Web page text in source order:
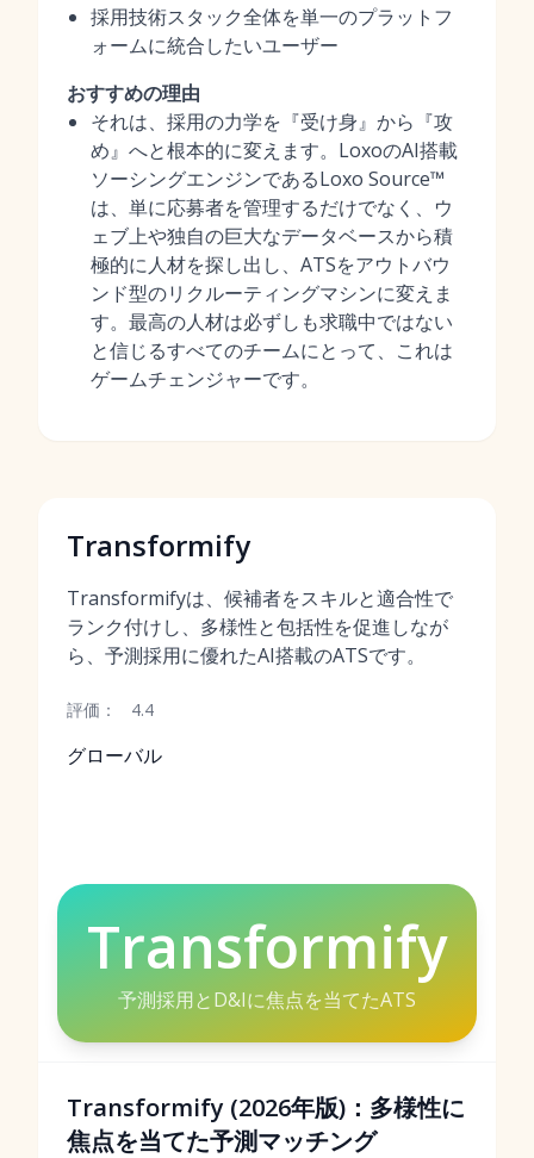
採用技術スタック全体を単一のプラットフ
ォームに統合したいユーザー
おすすめの理由
それは、採用の力学を『受け身』から『攻
め』へと根本的に変えます。LoxoのAI搭載
ソーシングエンジンであるLoxo Source™
は、単に応募者を管理するだけでなく、ウ
ェブ上や独自の巨大なデータベースから積
極的に人材を探し出し、ATSをアウトバウ
ンド型のリクルーティングマシンに変えま
す。最高の人材は必ずしも求職中ではない
と信じるすべてのチームにとって、これは
ゲームチェンジャーです。
Transformify
Transformifyは、候補者をスキルと適合性で
ランク付けし、多様性と包括性を促進しなが
ら、予測採用に優れたAI搭載のATSです。
評価： 4.4
グローバル
Transformify
予測採用とD&Iに焦点を当てたATS
Transformify (2026年版)：多様性に
焦点を当てた予測マッチング